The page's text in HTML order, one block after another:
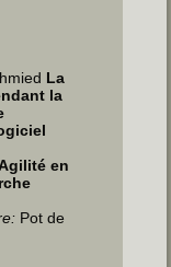
La
la
en
Pot de